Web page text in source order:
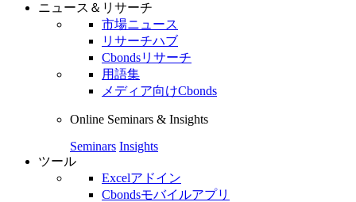
ニュース＆リサーチ
市場ニュース
リサーチハブ
Cbondsリサーチ
用語集
メディア向けCbonds
Online Seminars & Insights
Seminars Insights
ツール
Excelアドイン
Cbondsモバイルアプリ